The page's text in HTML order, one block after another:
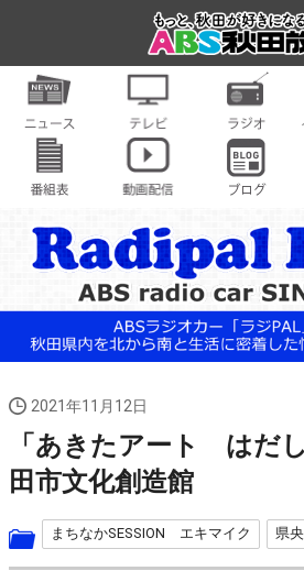
2021年11月12日
「あきたアート はだ
田市文化創造館
まちなかSESSION エキマイク 県央